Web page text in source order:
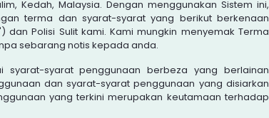
Kedah, Malaysia. Dengan menggunakan Sistem ini,
terma dan syarat-syarat yang berikut berkenaan
Polisi Sulit kami. Kami mungkin menyemak Terma
sebarang notis kepada anda.
syarat-syarat penggunaan berbeza yang berlainan
dan syarat-syarat penggunaan yang disiarkan
yang terkini merupakan keutamaan terhadap